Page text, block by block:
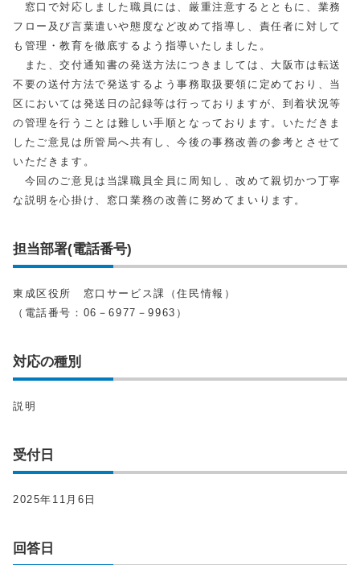
窓口で対応しました職員には、厳重注意するとともに、業務
フロー及び言葉遣いや態度など改めて指導し、責任者に対して
も管理・教育を徹底するよう指導いたしました。
また、交付通知書の発送方法につきましては、大阪市は転送
不要の送付方法で発送するよう事務取扱要領に定めており、当
区においては発送日の記録等は行っておりますが、到着状況等
の管理を行うことは難しい手順となっております。いただきま
したご意見は所管局へ共有し、今後の事務改善の参考とさせて
いただきます。
今回のご意見は当課職員全員に周知し、改めて親切かつ丁寧
な説明を心掛け、窓口業務の改善に努めてまいります。
担当部署(電話番号)
東成区役所 窓口サービス課（住民情報）
（電話番号：06－6977－9963）
対応の種別
説明
受付日
2025年11月6日
回答日